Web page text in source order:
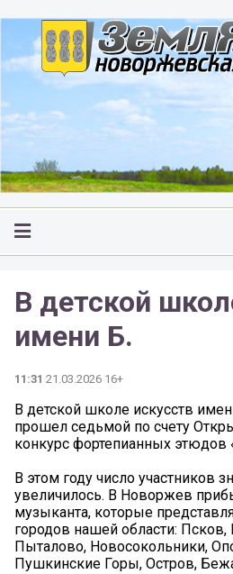
В детской
имени Б.
11:31 21.03.2026 16+
В детской школе искусств
прошел седьмой по счету
конкурс фортепианных этюдов
В этом году число участников
увеличилось. В Новоржев
музыканта, которые
городов нашей области:
Пыталово, Новосокольники,
Пушкинские Горы, Остров,